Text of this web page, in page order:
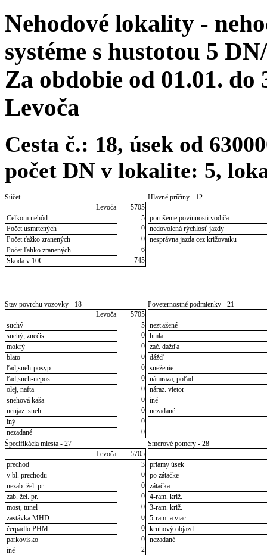
Nehodové lokality -
systéme s hustotou 5
Za obdobie od 01.01. do
Levoča
Cesta č.: 18, úsek od
počet DN v lokalite: 5,
Súčet
Levoča
5705
Celkom nehôd
5
Počet usmrtených
0
Počet ťažko zranených
0
Počet ľahko zranených
6
Škoda v 10€
745
Hlavné príčiny - 12
porušenie povinnosti vodiča
nedovolená rýchlosť jazdy
nesprávna jazda cez križovatku
Stav povrchu vozovky - 18
Levoča
5705
suchý
5
suchý, znečis.
0
mokrý
0
blato
0
ľad,sneh-posyp.
0
ľad,sneh-nepos.
0
olej, nafta
0
snehová kaša
0
neujaz. sneh
0
iný
0
nezadané
0
Poveternostné podmienky - 21
nezťažené
hmla
zač. dažďa
dážď
sneženie
námraza, poľad.
náraz. vietor
iné
nezadané
Špecifikácia miesta - 27
Levoča
5705
prechod
3
v bl. prechodu
0
nezab. žel. pr.
0
zab. žel. pr.
0
most, tunel
0
zastávka MHD
0
čerpadlo PHM
0
parkovisko
0
iné
2
Smerové pomery - 28
priamy úsek
po zátačke
zátačka
4-ram. križ.
3-ram. križ.
5-ram. a viac
kruhový objazd
nezadané